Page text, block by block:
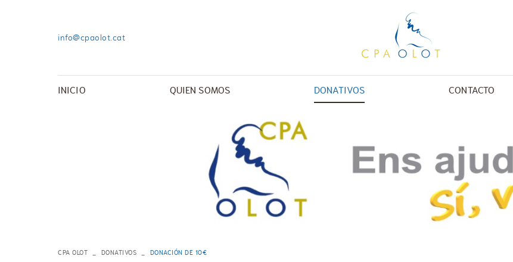
info@cpaolot.cat
INICIO QUIEN SOMOS DONATIVOS CONTACTO
CPA OLOT DONATIVOS DONACIÓN DE 10€